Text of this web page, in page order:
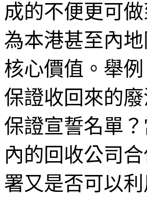
成的不便更可
為本港甚至內
核心價值。舉
保證收回來的
保證宣誓名單
內的回收公司
署又是否可以